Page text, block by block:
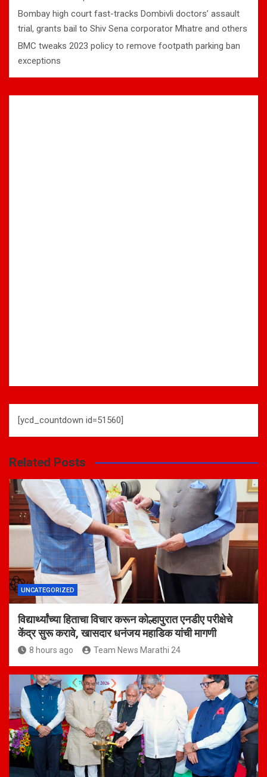
Bombay high court fast-tracks Dombivli doctors’ assault
trial, grants bail to Shiv Sena corporator Mhatre and others
BMC tweaks 2023 policy to remove footpath parking ban
exceptions
[ycd_countdown id=51560]
Related Posts
UNCATEGORIZED
विद्यार्थ्यांच्या हिताचा विचार करून कोल्हापुरात एनडीए परीक्षेचे
केंद्र सुरू करावे, खासदार धनंजय महाडिक यांची मागणी
8 hours ago Team News Marathi 24